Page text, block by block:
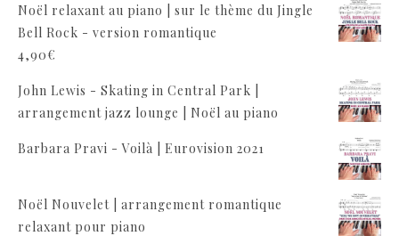
Noël relaxant au piano | sur le thème du Jingle
Bell Rock - version romantique
4,90€
John Lewis - Skating in Central Park |
arrangement jazz lounge | Noël au piano
Barbara Pravi - Voilà | Eurovision 2021
Noël Nouvelet | arrangement romantique
relaxant pour piano